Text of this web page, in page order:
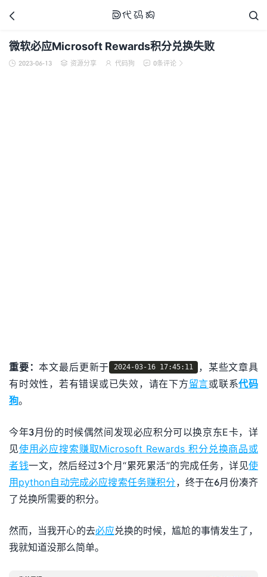

 
微软必应Microsoft Rewards积分兑换失败
 2023-06-13  资源分享  代码狗  0条评论 
重要：本文最后更新于 2024-03-16 17:45:11
，某些文章具
有时效性，若有错误或已失效，请在下方留言或联系代码
狗。
今年3月份的时候偶然间发现必应积分可以换京东E卡，详
见使用必应搜索赚取Microsoft Rewards 积分兑换商品或
者钱一文，然后经过3个月“累死累活”的完成任务，详见使
用python自动完成必应搜索任务赚积分 ，终于在6月份凑齐
了兑换所需要的积分。
然而，当我开心的去必应兑换的时候，尴尬的事情发生了，
我就知道没那么简单。